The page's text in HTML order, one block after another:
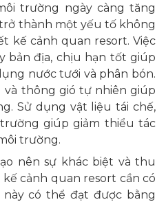
trường ngày càng tăng
thành một yếu tố không
kế cảnh quan resort. Việc
bản địa, chịu hạn tốt giúp
nước tưới và phân bón.
và thông gió tự nhiên giúp
Sử dụng vật liệu tái chế,
giúp giảm thiểu tác
trường.
nên sự khác biệt và thu
cảnh quan resort cần có
có thể đạt được bằng